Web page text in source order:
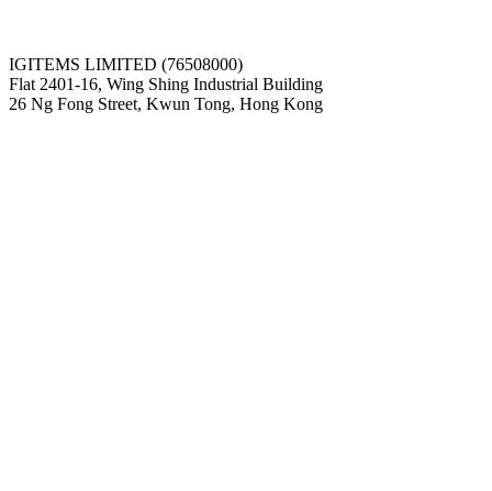
IGITEMS LIMITED (76508000)
Flat 2401-16, Wing Shing Industrial Building
26 Ng Fong Street, Kwun Tong, Hong Kong